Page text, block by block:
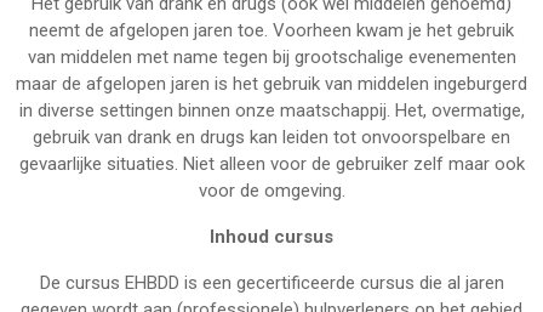
neemt de afgelopen jaren toe. Voorheen kwam je het gebruik
van middelen met name tegen bij grootschalige evenementen
maar de afgelopen jaren is het gebruik van middelen ingeburgerd
in diverse settingen binnen onze maatschappij. Het, overmatige,
gebruik van drank en drugs kan leiden tot onvoorspelbare en
gevaarlijke situaties. Niet alleen voor de gebruiker zelf maar ook
voor de omgeving.
Inhoud cursus
De cursus EHBDD is een gecertificeerde cursus die al jaren